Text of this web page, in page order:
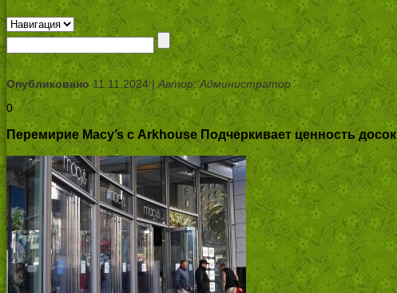
Опубликовано11.11.2024 |Автор: Администратор
0
Перемирие Macy’s с Arkhouse Подчеркивает ценность досок